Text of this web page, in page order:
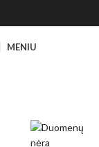
MENIU